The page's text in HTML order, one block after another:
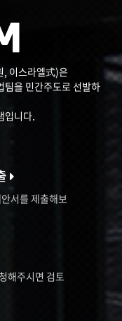
, 이스라엘式)은
팀을 민간주도로 선발하
입니다.
서를 제출해보
해주시면 검토